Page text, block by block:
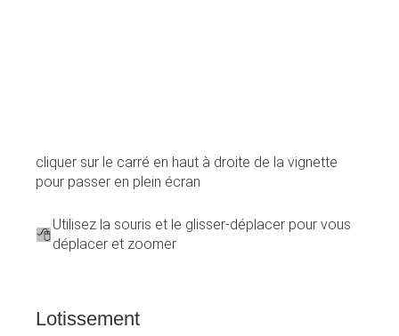
cliquer sur le carré en haut à droite de la vignette
pour passer en plein écran
Utilisez la souris et le glisser-déplacer pour vous
déplacer et zoomer
Lotissement